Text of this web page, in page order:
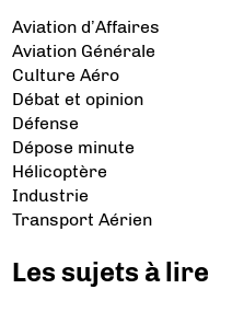
Aviation d’Affaires
Aviation Générale
Culture Aéro
Débat et opinion
Défense
Dépose minute
Hélicoptère
Industrie
Transport Aérien
Les sujets à lire